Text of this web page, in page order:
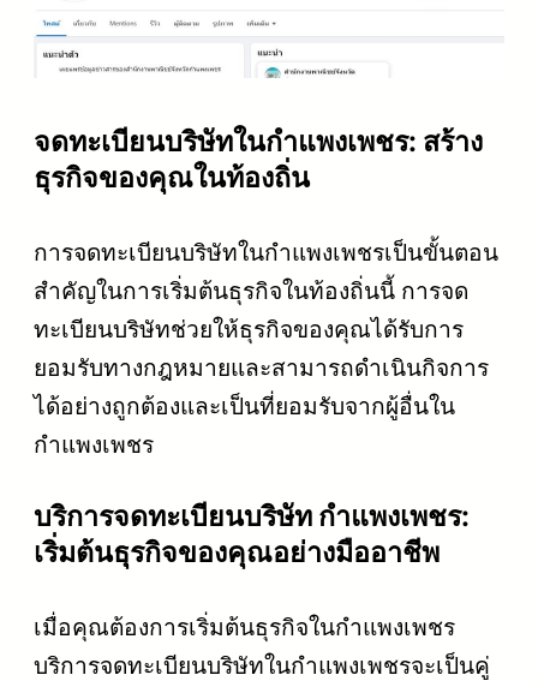
จดทะเบียนบริษัทในกำแพงเพชร: สร้าง
ธุรกิจของคุณในท้องถิ่น
การจดทะเบียนบริษัทในกำแพงเพชรเป็นขั้นตอน
สำคัญในการเริ่มต้นธุรกิจในท้องถิ่นนี้ การจด
ทะเบียนบริษัทช่วยให้ธุรกิจของคุณได้รับการ
ยอมรับทางกฎหมายและสามารถดำเนินกิจการ
ได้อย่างถูกต้องและเป็นที่ยอมรับจากผู้อื่นใน
กำแพงเพชร
บริการจดทะเบียนบริษัท กำแพงเพชร:
เริ่มต้นธุรกิจของคุณอย่างมืออาชีพ
เมื่อคุณต้องการเริ่มต้นธุรกิจในกำแพงเพชร
บริการจดทะเบียนบริษัทในกำแพงเพชรจะเป็นคู่